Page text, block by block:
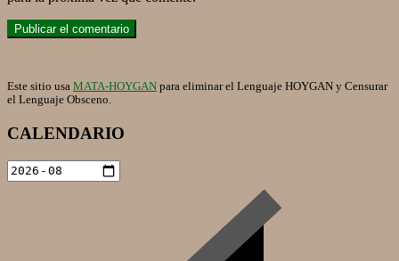
Este sitio usa MATA-HOYGAN para eliminar el Lenguaje HOYGAN y Censurar
el Lenguaje Obsceno.
CALENDARIO